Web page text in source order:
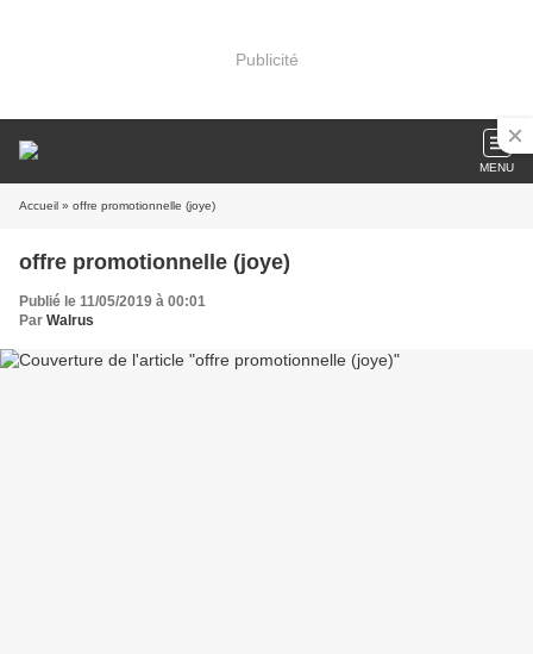
Publicité
MENU
Accueil » offre promotionnelle (joye)
offre promotionnelle (joye)
Publié le 11/05/2019 à 00:01
Par Walrus